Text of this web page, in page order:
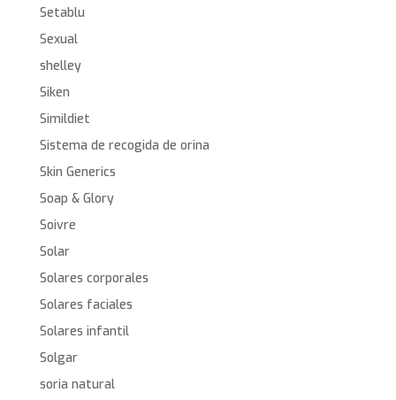
Setablu
Sexual
shelley
Siken
Simildiet
Sistema de recogida de orina
Skin Generics
Soap & Glory
Soivre
Solar
Solares corporales
Solares faciales
Solares infantil
Solgar
soria natural